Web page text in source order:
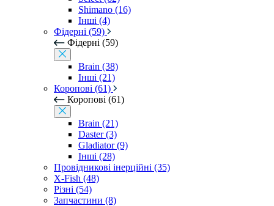
Shimano (16)
Інші (4)
Фідерні (59)
Фідерні (59)
Brain (38)
Інші (21)
Коропові (61)
Коропові (61)
Brain (21)
Daster (3)
Gladiator (9)
Інші (28)
Провідникові інерційні (35)
X-Fish (48)
Різні (54)
Запчастини (8)